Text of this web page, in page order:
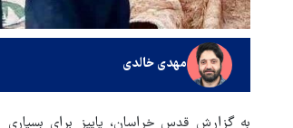
مهدی خالدی
به گزارش قدس خراسان، پاییز برای